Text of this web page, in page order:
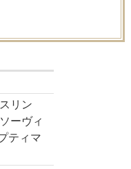
リン
ーヴィ
ティマ